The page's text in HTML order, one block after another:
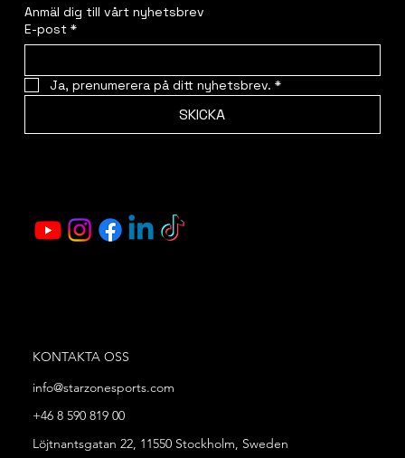
Anmäl dig till vårt nyhetsbrev
E-post *
Ja, prenumerera på ditt nyhetsbrev. *
SKICKA
KONTAKTA OSS
info@starzonesports.com
+46 8 590 819 00
Löjtnantsgatan 22, 11550 Stockholm, Sweden